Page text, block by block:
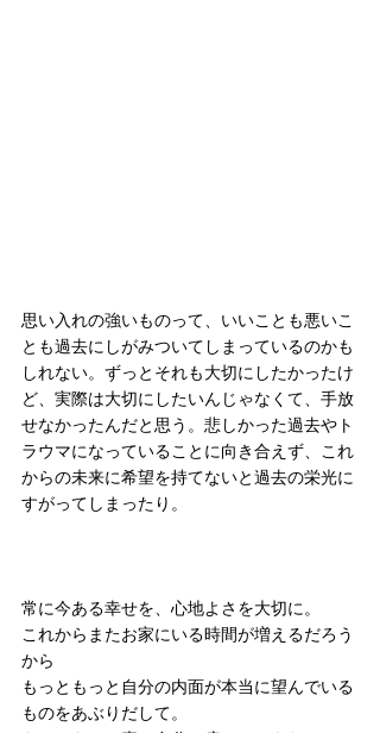
思い入れの強いものって、いいことも悪いこ
とも過去にしがみついてしまっているのかも
しれない。ずっとそれも大切にしたかったけ
ど、実際は大切にしたいんじゃなくて、手放
せなかったんだと思う。悲しかった過去やト
ラウマになっていることに向き合えず、これ
からの未来に希望を持てないと過去の栄光に
すがってしまったり。
常に今ある幸せを、心地よさを大切に。
これからまたお家にいる時間が増えるだろう
から
もっともっと自分の内面が本当に望んでいる
ものをあぶりだして。